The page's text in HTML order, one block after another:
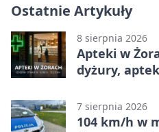
Ostatnie Artykuły
8 sierpnia 2026
Apteki w
dyżury,
7 sierpnia 2026
104 km/h w